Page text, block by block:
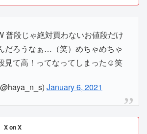
普段じゃ絶対買わないお値段だけ
だろうなぁ…（笑）めちゃめちゃ
見て高！ってなってしまった☺️笑
January 6, 2021
X on X